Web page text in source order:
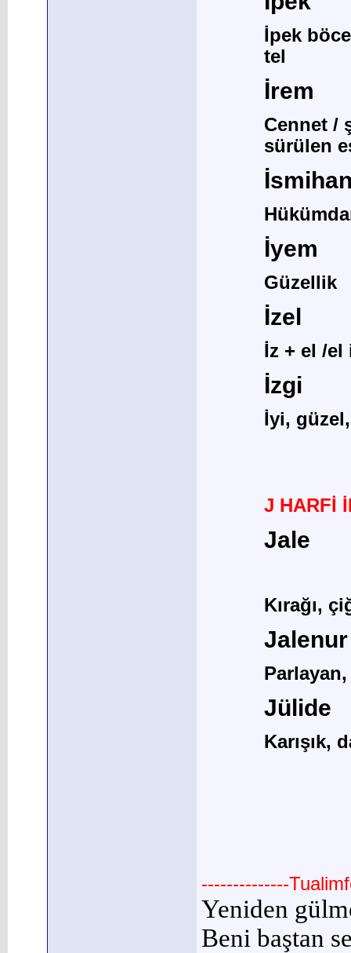
İpek
tel
İrem
Cennet /
sürülen
İyem
Güzellik
İzel
İz + el /
İzgi
İyi,
J HARFİ
Jale
Kırağı,
Jalenur
Jülide
Karışık,
--------------
Yeniden
Beni baştan